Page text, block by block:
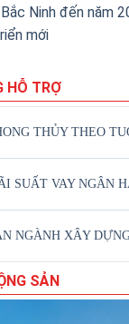
Ninh đến năm
mới
HỖ TRỢ
THỦY THEO
SUẤT VAY NGÂN
NGÀNH XÂY
SẢN